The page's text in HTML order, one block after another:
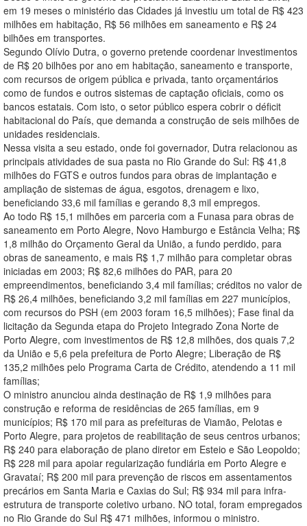
em 19 meses o ministério das Cidades já investiu um total de R$ 423
milhões em habitação, R$ 56 milhões em saneamento e R$ 24
bilhões em transportes.
Segundo Olívio Dutra, o governo pretende coordenar investimentos
de R$ 20 bilhões por ano em habitação, saneamento e transporte,
com recursos de origem pública e privada, tanto orçamentários
como de fundos e outros sistemas de captação oficiais, como os
bancos estatais. Com isto, o setor público espera cobrir o déficit
habitacional do País, que demanda a construção de seis milhões de
unidades residenciais.
Nessa visita a seu estado, onde foi governador, Dutra relacionou as
principais atividades de sua pasta no Rio Grande do Sul: R$ 41,8
milhões do FGTS e outros fundos para obras de implantação e
ampliação de sistemas de água, esgotos, drenagem e lixo,
beneficiando 33,6 mil famílias e gerando 8,3 mil empregos.
Ao todo R$ 15,1 milhões em parceria com a Funasa para obras de
saneamento em Porto Alegre, Novo Hamburgo e Estância Velha; R$
1,8 milhão do Orçamento Geral da União, a fundo perdido, para
obras de saneamento, e mais R$ 1,7 milhão para completar obras
iniciadas em 2003; R$ 82,6 milhões do PAR, para 20
empreendimentos, beneficiando 3,4 mil famílias; créditos no valor de
R$ 26,4 milhões, beneficiando 3,2 mil famílias em 227 municípios,
com recursos do PSH (em 2003 foram 16,5 milhões); Fase final da
licitação da Segunda etapa do Projeto Integrado Zona Norte de
Porto Alegre, com investimentos de R$ 12,8 milhões, dos quais 7,2
da União e 5,6 pela prefeitura de Porto Alegre; Liberação de R$
135,2 milhões pelo Programa Carta de Crédito, atendendo a 11 mil
famílias;
O ministro anunciou ainda destinação de R$ 1,9 milhões para
construção e reforma de residências de 265 famílias, em 9
municípios; R$ 170 mil para as prefeituras de Viamão, Pelotas e
Porto Alegre, para projetos de reabilitação de seus centros urbanos;
R$ 240 para elaboração de plano diretor em Esteio e São Leopoldo;
R$ 228 mil para apoiar regularização fundiária em Porto Alegre e
Gravataí; R$ 200 mil para prevenção de riscos em assentamentos
precários em Santa Maria e Caxias do Sul; R$ 934 mil para infra-
estrutura de transporte coletivo urbano. NO total, foram empregados
no Rio Grande do Sul R$ 471 milhões, informou o ministro.